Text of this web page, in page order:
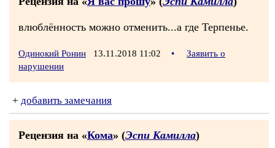
влюблённость можно отменить...а где Терпенье.
Одинокий Ронин 13.11.2018 11:02 •
Заявить о
нарушении
+ добавить замечания
Рецензия на «Кома» (Эспи Камилла)